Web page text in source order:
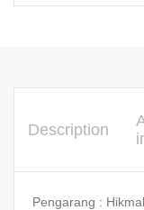
Description
Pengarang :